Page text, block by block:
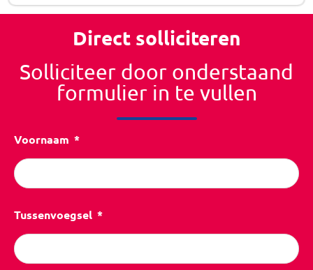
Direct solliciteren
Solliciteer door onderstaand
formulier in te vullen
Voornaam
Tussenvoegsel